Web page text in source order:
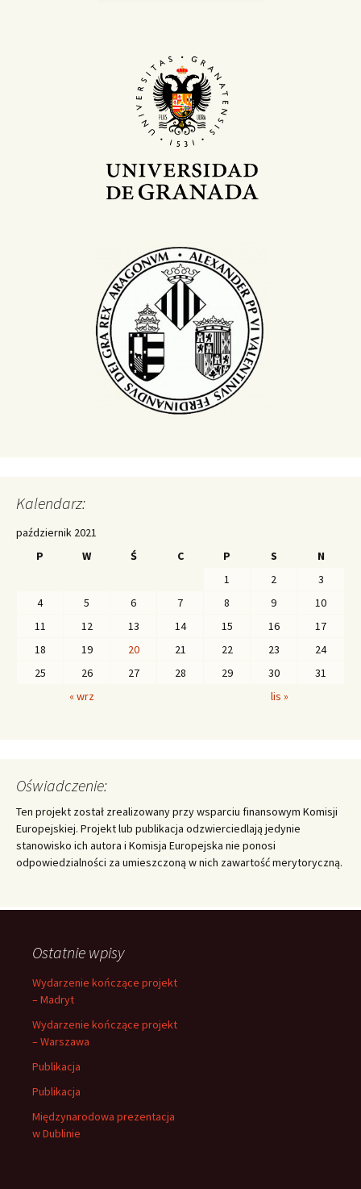
Kalendarz:
październik 2021
P
W Ś C P S
N
1
2
3
4
5 6 7 8 9
10
11
12 13 14 15 16
17
18
19 20 21 22 23
24
25
26 27 28 29 30
31
« wrz
lis »
Oświadczenie:
Ten projekt został zrealizowany przy wsparciu finansowym Komisji
Europejskiej. Projekt lub publikacja odzwierciedlają jedynie
stanowisko ich autora i Komisja Europejska nie ponosi
odpowiedzialności za umieszczoną w nich zawartość merytoryczną.
Ostatnie wpisy
Wydarzenie kończące projekt
– Madryt
Wydarzenie kończące projekt
– Warszawa
Publikacja
Publikacja
Międzynarodowa prezentacja
w Dublinie